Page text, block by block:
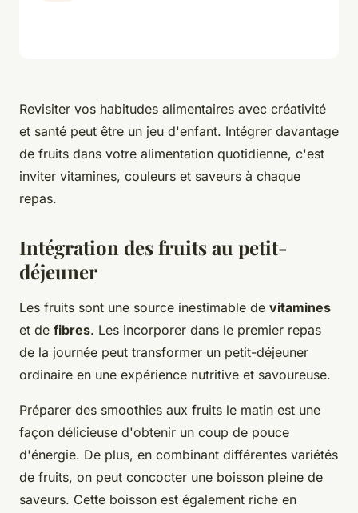
Revisiter vos habitudes alimentaires avec créativité
et santé peut être un jeu d'enfant. Intégrer davantage
de fruits dans votre alimentation quotidienne, c'est
inviter vitamines, couleurs et saveurs à chaque
repas.
Intégration des fruits au petit-
déjeuner
Les fruits sont une source inestimable de vitamines
et de fibres. Les incorporer dans le premier repas
de la journée peut transformer un petit-déjeuner
ordinaire en une expérience nutritive et savoureuse.
Préparer des smoothies aux fruits le matin est une
façon délicieuse d'obtenir un coup de pouce
d'énergie. De plus, en combinant différentes variétés
de fruits, on peut concocter une boisson pleine de
saveurs. Cette boisson est également riche en